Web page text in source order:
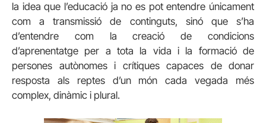
la idea que l’educació ja no es pot entendre únicament
com a transmissió de continguts, sinó que s’ha
d’entendre com la creació de condicions
d’aprenentatge per a tota la vida i la formació de
persones autònomes i crítiques capaces de donar
resposta als reptes d’un món cada vegada més
complex, dinàmic i plural.